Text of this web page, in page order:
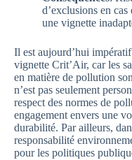
d’exclusions en
une vignette
Il est aujourd’hui
vignette Crit’Air, car les
en matière de pollution
n’est pas seulement
respect des normes de
engagement envers une
durabilité. Par ailleurs,
responsabilité
pour les politiques